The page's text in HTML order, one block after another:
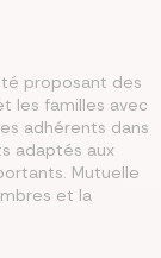
proposant des
les familles avec
adhérents dans
adaptés aux
Mutuelle
et la